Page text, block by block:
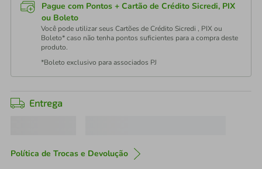
Pague com Pontos + Cartão de Crédito Sicredi, PIX
ou Boleto
Você pode utilizar seus Cartões de Crédito Sicredi , PIX ou
Boleto* caso não tenha pontos suficientes para a compra deste
produto.
*Boleto exclusivo para associados PJ
Entrega
Política de Trocas e Devolução